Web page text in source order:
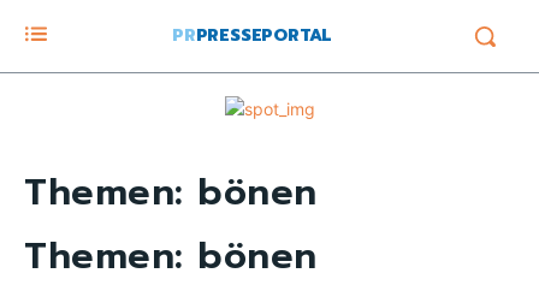
PRPRESSEPORTAL
Themen: bönen
Themen: bönen